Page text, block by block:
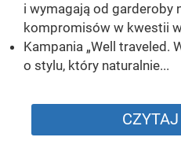
i wymagają od garderoby
kompromisów w kwestii
Kampania „Well traveled.
o stylu, który naturalnie...